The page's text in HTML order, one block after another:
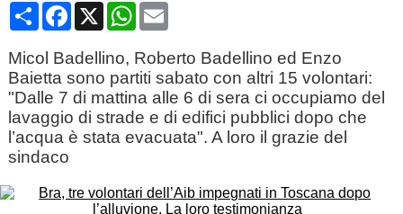
CondividiFacebook
X WhatsApp
Email
Micol Badellino, Roberto Badellino ed Enzo
Baietta sono partiti sabato con altri 15 volontari:
"Dalle 7 di mattina alle 6 di sera ci occupiamo del
lavaggio di strade e di edifici pubblici dopo che
l’acqua è stata evacuata". A loro il grazie del
sindaco